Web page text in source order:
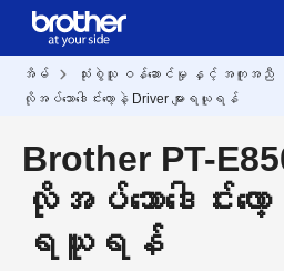
အိမ် သုံးစွဲသူ ဝန်ဆောင်မှု နှင့် အကူအညီ
လိုအပ်သောဒေါင်းလော့နဲ့ Driver များရယူရန်
Brother PT-
လိုအပ်သောဒေါင်းလေ
ရယူရန်